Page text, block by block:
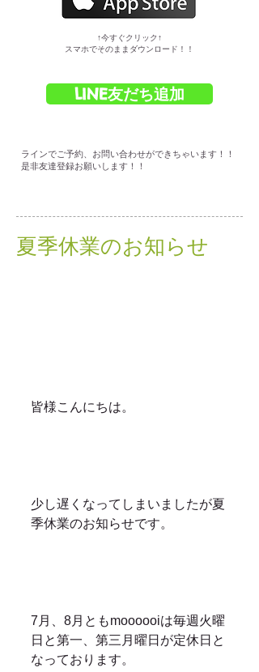
​↑今すぐクリック↑
スマホでそのままダウンロード！！
LINE友だち追加
ラインでご予約、お問い合わせができちゃいます！！
是非友達登録お願いします！！
夏季休業のお知らせ
皆様こんにちは。
少し遅くなってしまいましたが夏
季休業のお知らせです。
7月、8月ともmoooooiは毎週火曜
日と第一、第三月曜日が定休日と
なっております。